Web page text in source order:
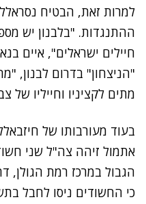
למרות זאת, הבטיח
ההתנגדות. "בלבנון יש
חיילים ישראלים", איים
"הניצחון" בדרום לבנון,
מתים לקציניו וחייליו של
בעוד מעורבותו של
אתמול זיהה צה"ל שני
הגבול במרכז רמת הגולן,
כי החשודים ניסו לחבל